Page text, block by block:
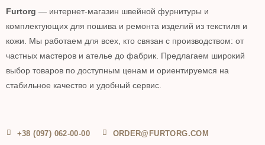
Furtorg — интернет-магазин швейной фурнитуры и
комплектующих для пошива и ремонта изделий из текстиля и
кожи. Мы работаем для всех, кто связан с производством: от
частных мастеров и ателье до фабрик. Предлагаем широкий
выбор товаров по доступным ценам и ориентируемся на
стабильное качество и удобный сервис.
+38 (097) 062-00-00 ORDER@FURTORG.COM